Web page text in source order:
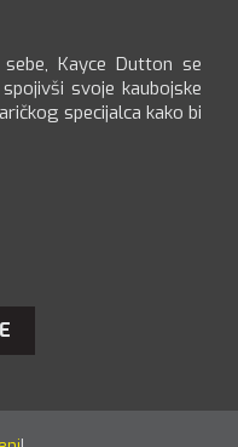
Kayce Dutton se
svoje kaubojske
specijalca kako bi